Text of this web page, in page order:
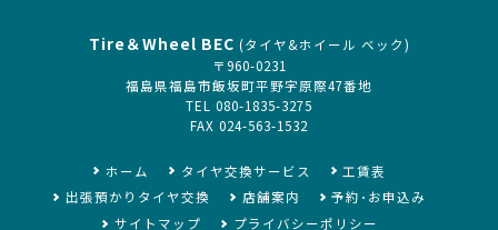
Tire＆Wheel BEC (タイヤ&ホイール ベック)
〒960-0231
福島県福島市飯坂町平野字原際47番地
TEL 080-1835-3275
FAX 024-563-1532
ホーム タイヤ交換サービス
工賃表
出張預かりタイヤ交換
店舗案内
予約･お申込み
サイトマップ
プライバシーポリシー